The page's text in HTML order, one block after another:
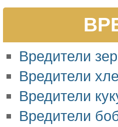
Вредители
Вредители
Вредители
Вредители